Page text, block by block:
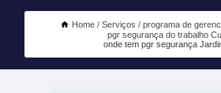
Home Serviços
programa de
pgr segurança do trabalho
onde tem pgr segurança